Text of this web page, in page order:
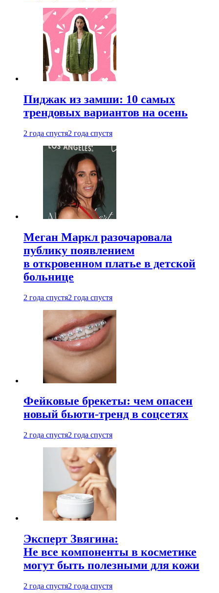
Пиджак из замши: 10 самых
трендовых вариантов на осень
2 года спустя2 года спустя
Меган Маркл разочаровала
публику появлением
в откровенном платье в детской
больнице
2 года спустя2 года спустя
Фейковые брекеты: чем опасен
новый бьюти-тренд в соцсетях
2 года спустя2 года спустя
Эксперт Звягина:
Не все компоненты в косметике
могут быть полезными для кожи
2 года спустя2 года спустя